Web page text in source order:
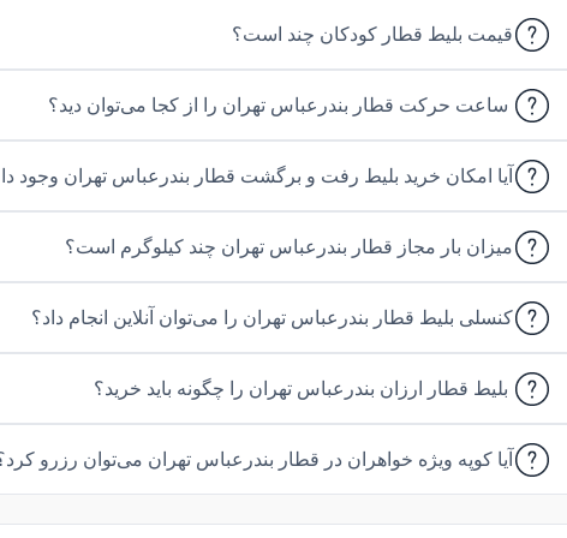
قیمت بلیط قطار کودکان چند است؟
ساعت حرکت قطار بندرعباس تهران را از کجا می‌توان دید؟
آیا امکان خرید بلیط رفت و برگشت قطار بندرعباس تهران وجود
میزان بار مجاز قطار بندرعباس تهران چند کیلوگرم است؟
کنسلی بلیط قطار بندرعباس تهران را می‌توان آنلاین انجام داد؟
‌بلیط قطار ارزان بندرعباس تهران را چگونه باید خرید؟‎
آیا کوپه ویژه خواهران در قطار بندرعباس تهران می‌توان رزرو